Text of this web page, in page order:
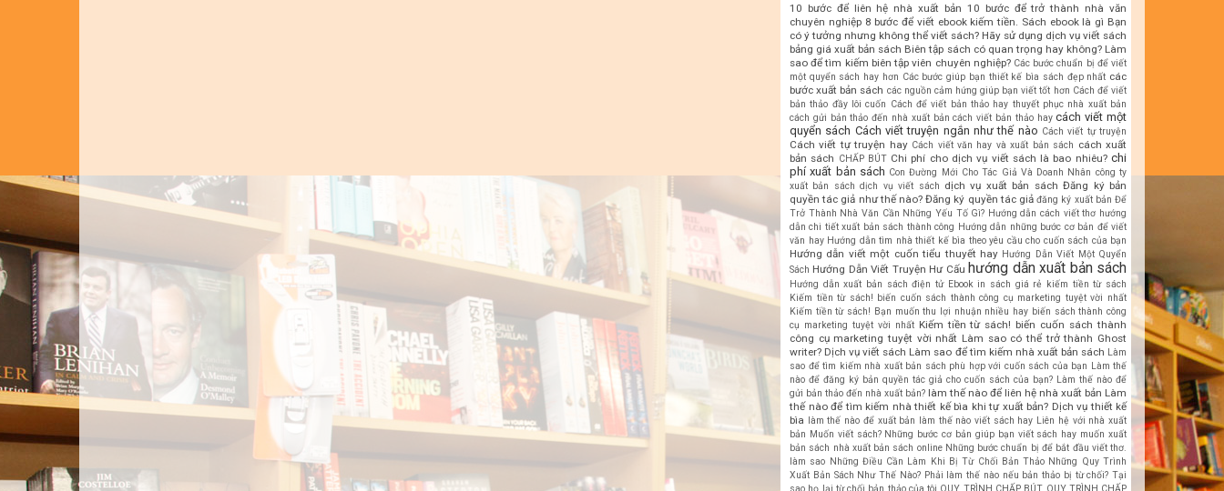
10 bước để liên hệ nhà xuất bản 10 bước để trở thành nhà văn
chuyên nghiệp 8 bước để viết ebook kiếm tiền. Sách ebook là gì Bạn
có ý tưởng nhưng không thể viết sách? Hãy sử dụng dịch vụ viết sách
bảng giá xuất bản sách Biên tập sách có quan trọng hay không? Làm
sao để tìm kiếm biên tập viên chuyên nghiệp? Các bước chuẩn bị để viết
một quyển sách hay hơn Các bước giúp bạn thiết kế bìa sách đẹp nhất các
bước xuất bản sách các nguồn cảm hứng giúp bạn viết tốt hơn Cách để viết
bản thảo đầy lôi cuốn Cách để viết bản thảo hay thuyết phục nhà xuất bản
cách gửi bản thảo đến nhà xuất bản cách viết bản thảo hay cách viết một
quyển sách Cách viết truyện ngắn như thế nào Cách viết tự truyện
Cách viết tự truyện hay Cách viết văn hay và xuất bản sách cách xuất
bản sách CHẤP BÚT Chi phí cho dịch vụ viết sách là bao nhiêu? chi
phí xuất bản sách Con Đường Mới Cho Tác Giả Và Doanh Nhân công ty
xuất bản sách dịch vụ viết sách dịch vụ xuất bản sách Đăng ký bản
quyền tác giả như thế nào? Đăng ký quyền tác giả đăng ký xuất bản Để
Trở Thành Nhà Văn Cần Những Yếu Tố Gì? Hướng dẫn cách viết thơ hướng
dẫn chi tiết xuất bản sách thành công Hướng dẫn những bước cơ bản để viết
văn hay Hướng dẫn tìm nhà thiết kế bìa theo yêu cầu cho cuốn sách của bạn
Hướng dẫn viết một cuốn tiểu thuyết hay Hướng Dẫn Viết Một Quyển
Sách Hướng Dẫn Viết Truyện Hư Cấu hướng dẫn xuất bản sách
Hướng dẫn xuất bản sách điện tử Ebook in sách giá rẻ kiếm tiền từ sách
Kiếm tiền từ sách! biến cuốn sách thành công cụ marketing tuyệt vời nhất
Kiếm tiền từ sách! Bạn muốn thu lợi nhuận nhiều hay biến sách thành công
cụ marketing tuyệt vời nhất Kiếm tiền từ sách! biến cuốn sách thành
công cụ marketing tuyệt vời nhất Làm sao có thể trở thành Ghost
writer? Dịch vụ viết sách Làm sao để tìm kiếm nhà xuất bản sách Làm
sao để tìm kiếm nhà xuất bản sách phù hợp với cuốn sách của bạn Làm thế
nào để đăng ký bản quyền tác giả cho cuốn sách của bạn? Làm thế nào để
gửi bản thảo đến nhà xuất bản? làm thế nào để liên hệ nhà xuất bản Làm
thế nào để tìm kiếm nhà thiết kế bìa khi tự xuất bản? Dịch vụ thiết kế
bìa làm thế nào để xuất bản làm thế nào viết sách hay Liên hệ với nhà xuất
bản Muốn viết sách? Những bước cơ bản giúp bạn viết sách hay muốn xuất
bản sách nhà xuất bản sách online Những bước chuẩn bị để bắt đầu viết thơ.
làm sao Những Điều Cần Làm Khi Bị Từ Chối Bản Thảo Những Quy Trình
Xuất Bản Sách Như Thế Nào? Phải làm thế nào nếu bản thảo bị từ chối? Tại
sao họ lại từ chối bản thảo của tôi QUY TRÌNH CHẤP BÚT QUY TRÌNH CHẤP